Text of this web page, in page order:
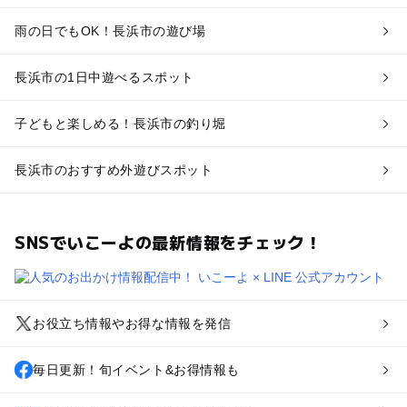
雨の日でもOK！長浜市の遊び場
長浜市の1日中遊べるスポット
子どもと楽しめる！長浜市の釣り堀
長浜市のおすすめ外遊びスポット
SNSでいこーよの最新情報をチェック！
お役立ち情報やお得な情報を発信
毎日更新！旬イベント&お得情報も